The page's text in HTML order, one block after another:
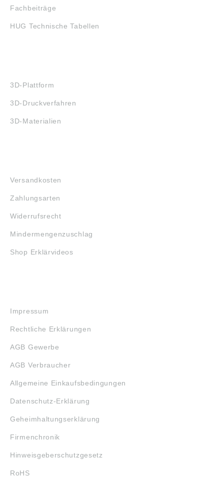
Fachbeiträge
HUG Technische Tabellen
3D-Plattform
3D-Druckverfahren
3D-Materialien
Versandkosten
Zahlungsarten
Widerrufsrecht
Mindermengenzuschlag
Shop Erklärvideos
Impressum
Rechtliche Erklärungen
AGB Gewerbe
AGB Verbraucher
Allgemeine Einkaufsbedingungen
Datenschutz-Erklärung
Geheimhaltungserklärung
Firmenchronik
Hinweisgeberschutzgesetz
RoHS